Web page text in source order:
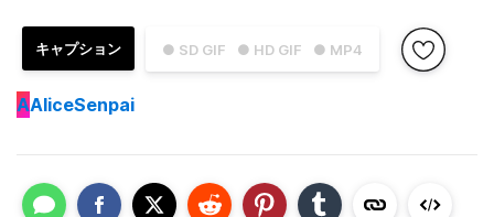
● SD GIF ● HD GIF ● MP4
キャプション
AAliceSenpai